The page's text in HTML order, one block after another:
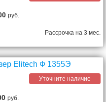
руб.
Рассрочка на 3 мес.
Elitech Ф 1355Э
Уточните наличие
руб.